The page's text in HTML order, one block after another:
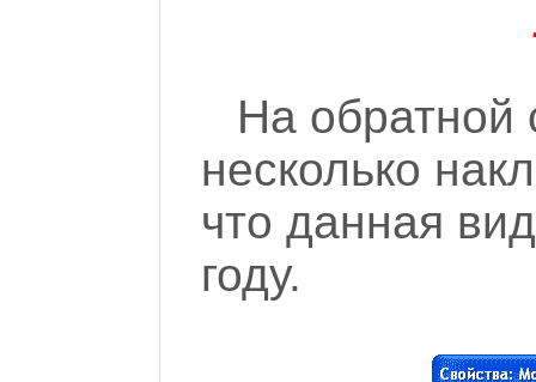
На обратной
несколько
что данная
году.